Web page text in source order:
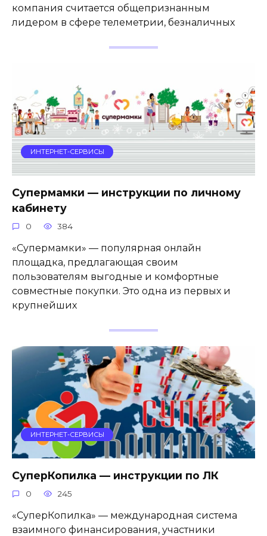
компания считается общепризнанным
лидером в сфере телеметрии, безналичных
ИНТЕРНЕТ-СЕРВИСЫ
Супермамки — инструкции по личному
кабинету
0 384
«Супермамки» — популярная онлайн
площадка, предлагающая своим
пользователям выгодные и комфортные
совместные покупки. Это одна из первых и
крупнейших
ИНТЕРНЕТ-СЕРВИСЫ
СуперКопилка — инструкции по ЛК
0 245
«СуперКопилка» — международная система
взаимного финансирования, участники